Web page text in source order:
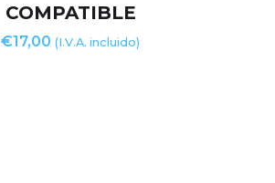
COMPATIBLE
€17,00 (I.V.A. incluido)